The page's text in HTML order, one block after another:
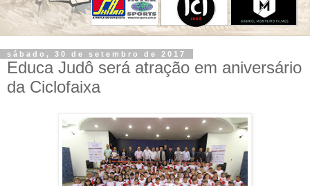
sábado, 30 de setembro de 2017
Educa Judô será atração em aniversário
da Ciclofaixa